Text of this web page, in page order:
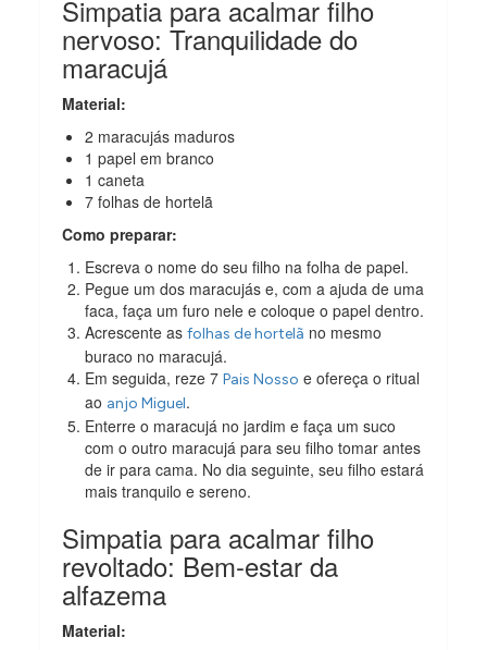
Simpatia para acalmar filho
nervoso: Tranquilidade do
maracujá
Material:
2 maracujás maduros
1 papel em branco
1 caneta
7 folhas de hortelã
Como preparar:
Escreva o nome do seu filho na folha de papel.
Pegue um dos maracujás e, com a ajuda de uma
faca, faça um furo nele e coloque o papel dentro.
Acrescente asfolhas de hortelã no mesmo
buraco no maracujá.
Em seguida, reze 7Pais Nosso e ofereça o ritual
ao anjo Miguel.
Enterre o maracujá no jardim e faça um suco
com o outro maracujá para seu filho tomar antes
de ir para cama. No dia seguinte, seu filho estará
mais tranquilo e sereno.
Simpatia para acalmar filho
revoltado: Bem-estar da
alfazema
Material: